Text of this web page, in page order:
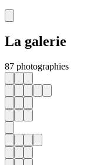
La galerie
87 photographies